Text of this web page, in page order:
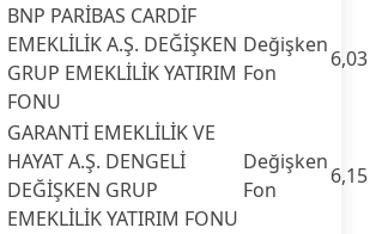
BNP PARİBAS CARDİF
EMEKLİLİK A.Ş. DEĞİŞKEN
GRUP EMEKLİLİK YATIRIM
FONU
Değişken
Fon
6,03
GARANTİ EMEKLİLİK VE
HAYAT A.Ş. DENGELİ
DEĞİŞKEN GRUP
EMEKLİLİK YATIRIM FONU
Değişken
Fon
6,15